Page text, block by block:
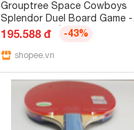
Grouptree Space Cowboys
Splendor Duel Board Game -
Trò chơi chiến lược hai
tập đá quý cường độ cao -
195.588 đ -43%
shopee.vn